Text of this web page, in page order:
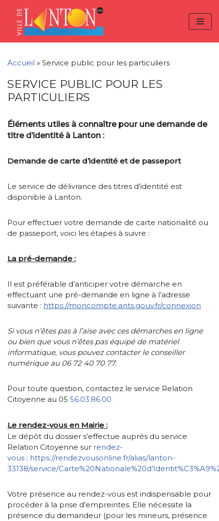
Content
navigation
Aller
Accueil » Service public pour les particuliers
SERVICE PUBLIC POUR LES
PARTICULIERS
Éléments utiles à connaître pour une demande de
titre d’identité à Lanton :
Demande de carte d’identité et de passeport
Le service de délivrance des titres d’identité est
disponible à Lanton.
Pour effectuer votre demande de carte nationalité ou
de passeport, voici les étapes à suivre :
La pré-demande :
Il est préférable d’anticiper votre démarche en
effectuant une pré-demande en ligne à l’adresse
suivante : https://moncompte.ants.gouv.fr/connexion
Si vous n’êtes pas à l’aise avec ces démarches en ligne
ou bien que vous n’êtes pas équipé de matériel
informatique, vous pouvez contacter le conseiller
numérique au 06 72 40 70 77.
Pour toute question, contactez le service Relation
Citoyenne au 05 56.03.86.00
Le rendez-vous en Mairie :
Le dépôt du dossier s’effectue auprès du service
Relation Citoyenne sur rendez-
vous : https://rendezvousonline.fr/alias/lanton-
33138/service/
Votre présence au rendez-vous est indispensable pour
procéder à la prise d’empreintes. Elle nécessite la
présence du demandeur (pour les mineurs, présence
Panneau de gestion des cookies